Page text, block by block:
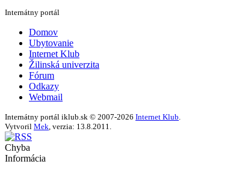
Internátny portál
Domov
Ubytovanie
Internet Klub
Žilinská univerzita
Fórum
Odkazy
Webmail
Internátny portál iklub.sk © 2007-2026 Internet Klub
Vytvoril Mek , verzia: 13.8.2011.
Chyba
Informácia